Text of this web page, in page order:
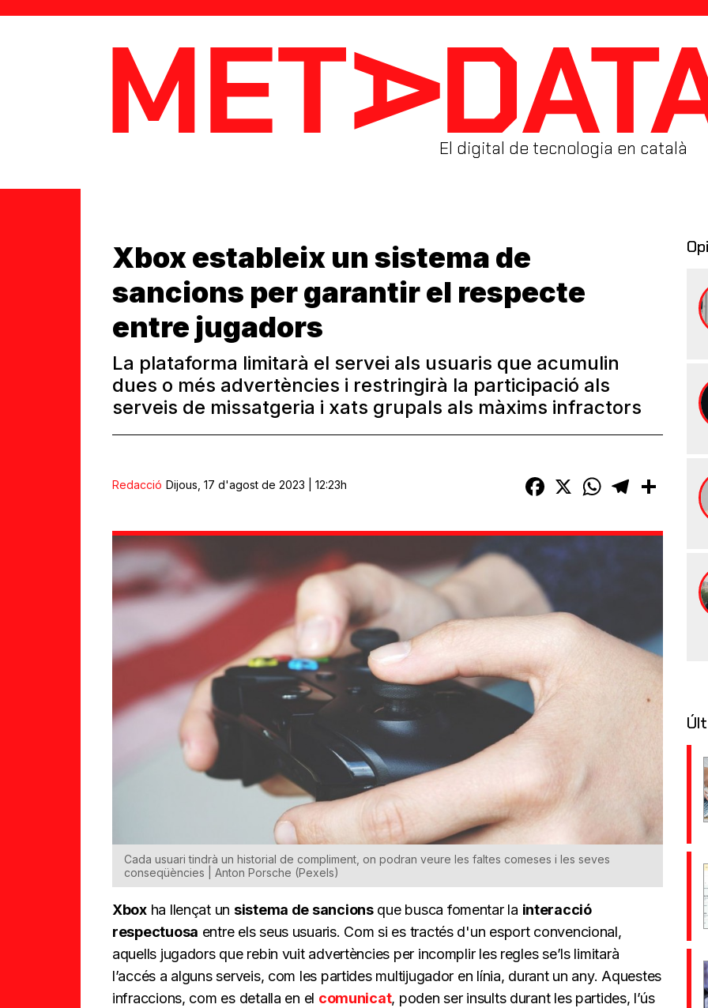
MetaData
El digital de tecnologia en català
Xbox estableix un sistema de
sancions per garantir el respecte
entre jugadors
La plataforma limitarà el servei als usuaris que acumulin
dues o més advertències i restringirà la participació als
serveis de missatgeria i xats grupals als màxims infractors
Redacció Dijous, 17 d'agost de 2023 | 12:23h Facebook
X WhatsAppTelegram
Cada usuari tindrà un historial de compliment, on podran veure les faltes comeses i les seves
conseqüències | Anton Porsche (Pexels)
Xboxha llençat un sistema de sancionsque busca fomentar la interacció
respectuosa entre els seus usuaris. Com si es tractés d'un esport convencional,
aquells jugadors que rebin vuit advertències per incomplir les regles se’ls limitarà
l’accés a alguns serveis, com les partides multijugador en línia, durant un any. Aquestes
infraccions, com es detalla en el comunicat, poden ser insults durant les partides, l’ús